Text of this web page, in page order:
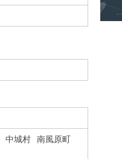
中城村
南風原町